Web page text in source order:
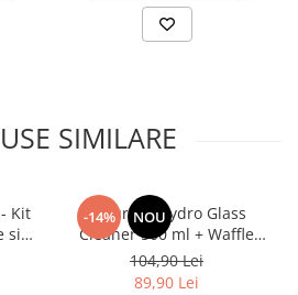
SIMILARE
Kit
si
-14% NOU
Deturner Hydro Glass
Cleaner 500 ml + Waffle
Glass Microfiber - Set
Curatare Geamuri Auto
104,90 Lei
89,90 Lei